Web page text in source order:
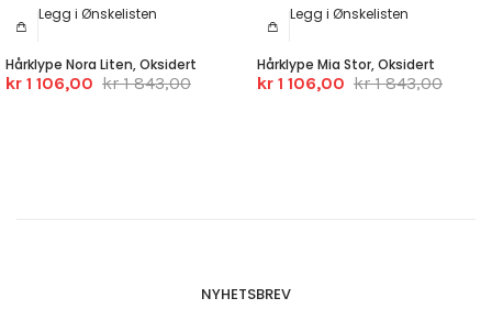
Legg i Ønskelisten
Hårklype Nora Liten, Oksidert
kr 1 106,00 kr 1 843,00
Legg i Ønskelisten
Hårklype Mia Stor, Oksidert
kr 1 106,00 kr 1 843,00
NYHETSBREV